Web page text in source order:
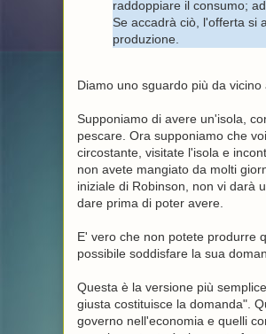
raddoppiare il consumo;
Se accadrà ciò, l'offerta si
produzione.
Diamo uno sguardo più da
Supponiamo di avere un'isola,
pescare. Ora supponiamo che
circostante, visitate l'isola e
non avete mangiato da molti
iniziale di Robinson, non vi darà
dare prima di poter avere.
E' vero che non potete produrre
possibile soddisfare la sua
Questa è la versione più
giusta costituisce la domanda".
governo nell'economia e quelli